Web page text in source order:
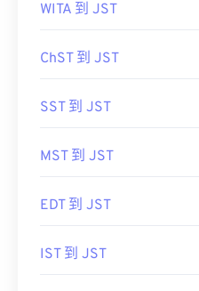
WITA 到 JST
ChST 到 JST
SST 到 JST
MST 到 JST
EDT 到 JST
IST 到 JST